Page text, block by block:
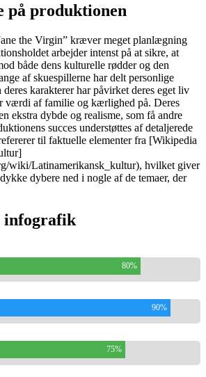
på produktionen
the Virgin” kræver meget planlægning
arbejder intenst på at sikre, at
både dens kulturelle rødder og den
af skuespillerne har delt personlige
karakterer har påvirket deres eget liv
værdi af familie og kærlighed på. Deres
ekstra dybde og realisme, som få andre
succes understøttes af detaljerede
til faktuelle elementer fra [Wikipedia
wiki/Latinamerikansk_kultur), hvilket giver
dybere ned i nogle af de temaer, der
infografik
80%
90%
75%